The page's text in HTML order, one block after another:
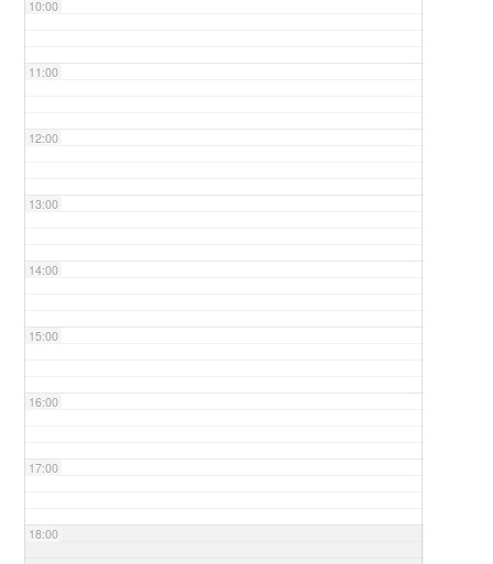
10:00
11:00
12:00
13:00
14:00
15:00
16:00
17:00
18:00